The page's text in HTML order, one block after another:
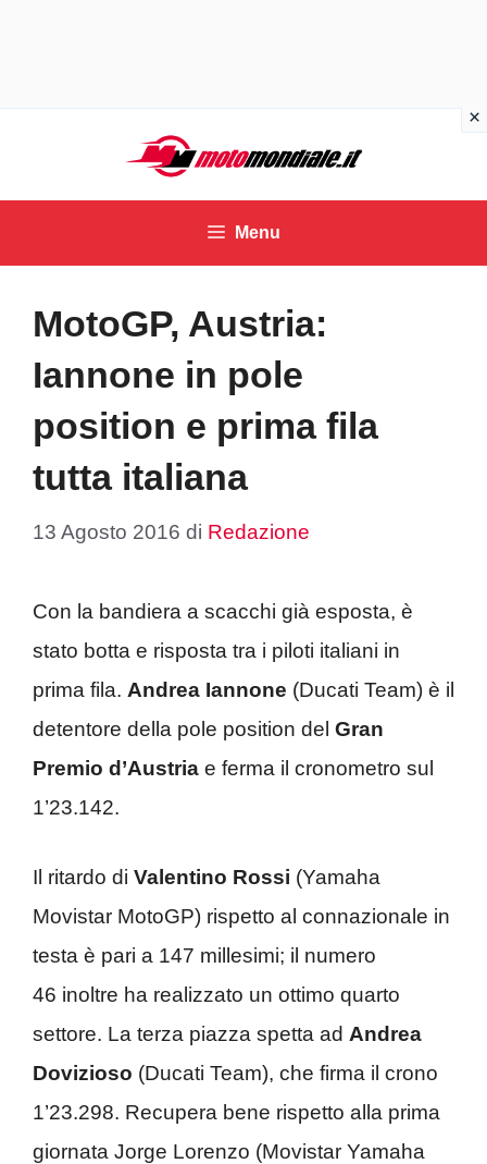
contenuto
Menu
MotoGP, Austria:
Iannone in pole
position e prima fila
tutta italiana
13 Agosto 2016 di Redazione
Con la bandiera a scacchi già esposta, è
stato botta e risposta tra i piloti italiani in
prima fila. Andrea Iannone (Ducati Team) è il
detentore della pole position del Gran
Premio d’Austria e ferma il cronometro sul
1’23.142.
Il ritardo di Valentino Rossi (Yamaha
Movistar MotoGP) rispetto al connazionale in
testa è pari a 147 millesimi; il numero
46 inoltre ha realizzato un ottimo quarto
settore. La terza piazza spetta ad Andrea
Dovizioso (Ducati Team), che firma il crono
1’23.298. Recupera bene rispetto alla prima
giornata Jorge Lorenzo (Movistar Yamaha